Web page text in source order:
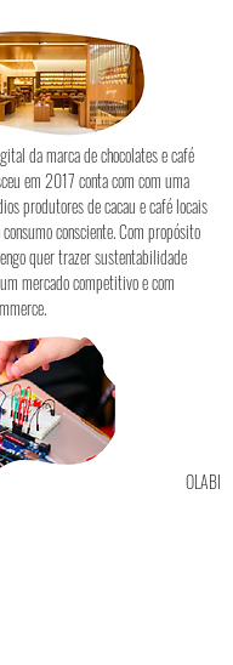
da marca de chocolates e café
em 2017 conta com com uma
produtores de cacau e café locais
consciente. Com propósito
quer trazer sustentabilidade
mercado competitivo e com
OLABI